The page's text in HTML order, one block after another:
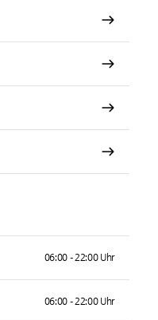
06:00 - 22:00 Uhr
06:00 - 22:00 Uhr